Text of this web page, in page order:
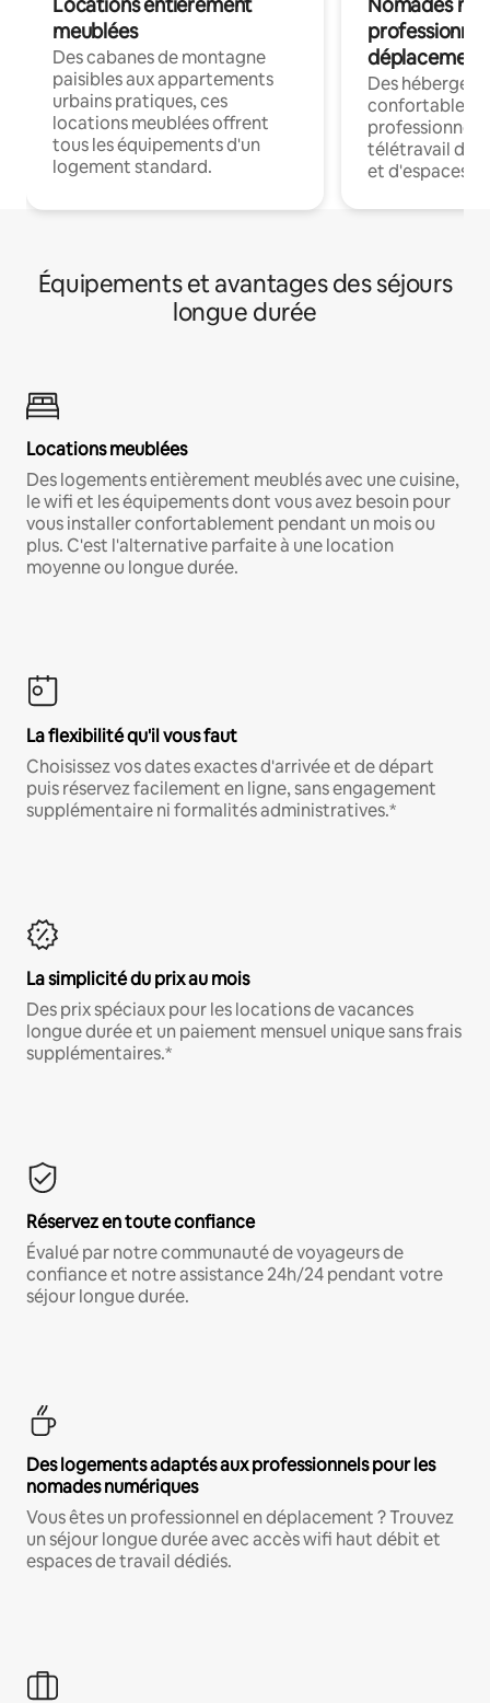
Locations entièrement
meublées
Des cabanes de montagne
paisibles aux appartements
urbains pratiques, ces
locations meublées offrent
tous les équipements d'un
logement standard.
Nomades
déplacement
Des
confortables
professionnels
télétravail
et d'espaces
Équipements et avantages des séjours
longue durée
Locations meublées
Des logements entièrement meublés avec une cuisine,
le wifi et les équipements dont vous avez besoin pour
vous installer confortablement pendant un mois ou
plus. C'est l'alternative parfaite à une location
moyenne ou longue durée.
La flexibilité qu'il vous faut
Choisissez vos dates exactes d'arrivée et de départ
puis réservez facilement en ligne, sans engagement
supplémentaire ni formalités administratives.*
La simplicité du prix au mois
Des prix spéciaux pour les locations de vacances
longue durée et un paiement mensuel unique sans frais
supplémentaires.*
Réservez en toute confiance
Évalué par notre communauté de voyageurs de
confiance et notre assistance 24h/24 pendant votre
séjour longue durée.
Des logements adaptés aux professionnels pour les
nomades numériques
Vous êtes un professionnel en déplacement ? Trouvez
un séjour longue durée avec accès wifi haut débit et
espaces de travail dédiés.